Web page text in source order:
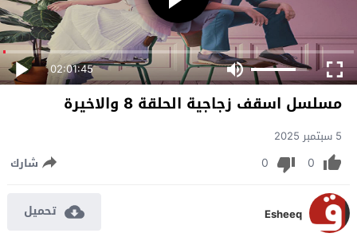
02:01:45
مسلسل اسقف زجاجية الحلقة 8 والاخيرة
5 سبتمبر 2025
0
0 شارك
Esheeq تحميل